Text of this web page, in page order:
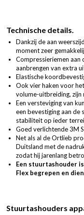
Technische details.
Dankzij de aan
moment zeer
Compressieriemen aan
aanbrengen van extra
Elastische
Ook vier haken voor
volume-uitbreiding, zijn
Een versteviging van
een bevestiging aan
stabiliteit op ieder
Goed verlichtende 3M
Net als al de Ortlieb
Duitsland met de
zodat hij jarenlang
Een stuurtashouder
Flex begrepen en
Stuurtashouders